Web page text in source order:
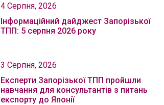
4 Серпня, 2026
Інформаційний дайджест Запорізької
ТПП: 5 серпня 2026 року
3 Серпня, 2026
Експерти Запорізької ТПП пройшли
навчання для консультантів з питань
експорту до Японії